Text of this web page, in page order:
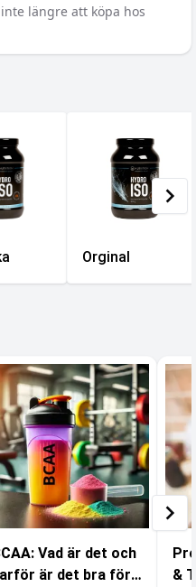
längre att köpa hos
Orginal
Vad är det och
är det bra för
&